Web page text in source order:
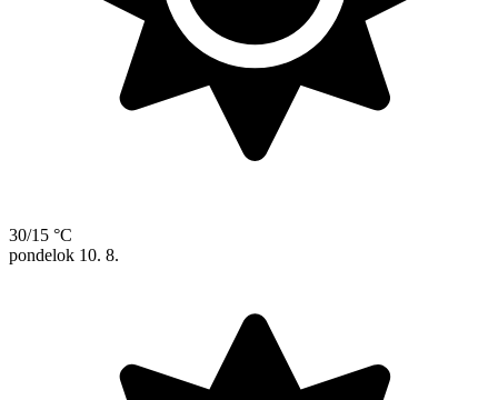
30/15 °C
pondelok 10. 8.